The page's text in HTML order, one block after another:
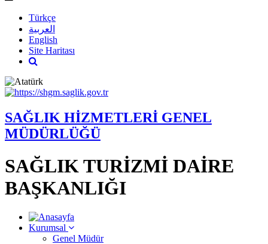
Türkçe
العربية
English
Site Haritası
SAĞLIK HİZMETLERİ GENEL
MÜDÜRLÜĞÜ
SAĞLIK TURİZMİ DAİRE
BAŞKANLIĞI
Kurumsal
Genel Müdür